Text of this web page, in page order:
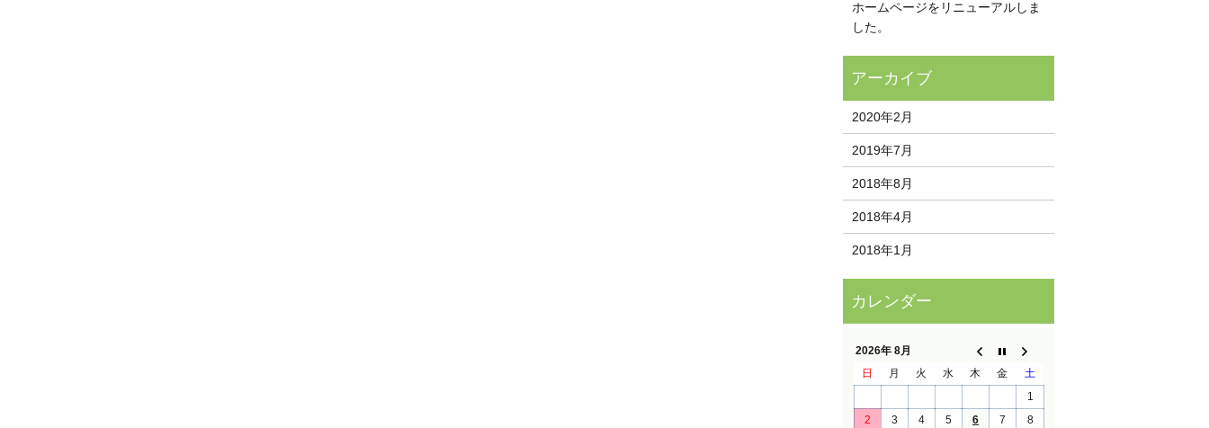
ホームページをリニューアルしま
した。
2020年2月
2019年7月
2018年8月
2018年4月
2018年1月
2026年 8月
日
月 火 水 木 金
土
1
2
3 4 5 6 7 8